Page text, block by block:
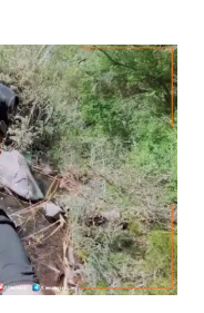
شرقي
درعا